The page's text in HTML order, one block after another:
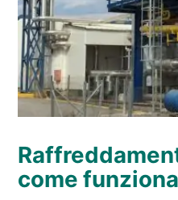
come funziona